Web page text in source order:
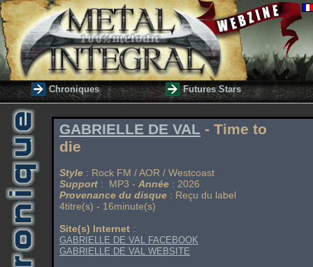
Chroniques Futures Stars
GABRIELLE DE VAL - Time to
die
Style : Rock FM / AOR / Westcoast
Support : MP3 - Année : 2026
Provenance du disque : Reçu du label
4titre(s) - 16minute(s)
Site(s) Internet :
GABRIELLE DE VAL FACEBOOK
GABRIELLE DE VAL WEBSITE